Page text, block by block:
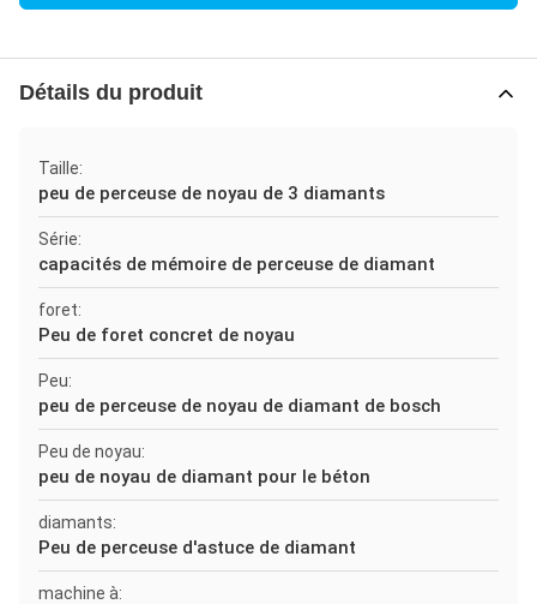
Détails du produit
Taille:
peu de perceuse de noyau de 3 diamants
Série:
capacités de mémoire de perceuse de diamant
foret:
Peu de foret concret de noyau
Peu:
peu de perceuse de noyau de diamant de bosch
Peu de noyau:
peu de noyau de diamant pour le béton
diamants:
Peu de perceuse d'astuce de diamant
machine à: